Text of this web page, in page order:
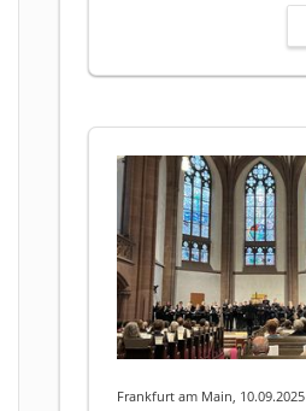
Frankfurt am Main, 10.09.2025